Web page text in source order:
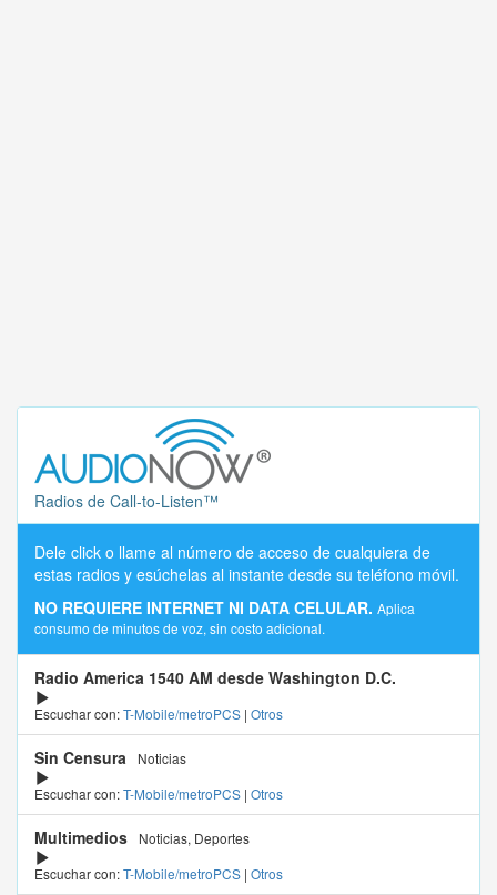
Radios de Call-to-Listen™
Dele click o llame al número de acceso de cualquiera de
estas radios y esúchelas al instante desde su teléfono móvil.
NO REQUIERE INTERNET NI DATA CELULAR. Aplica
consumo de minutos de voz, sin costo adicional.
Radio America 1540 AM desde Washington D.C.
Escuchar con:T-Mobile/metroPCS | Otros
Sin Censura
Noticias
Escuchar con:T-Mobile/metroPCS | Otros
Multimedios
Noticias, Deportes
Escuchar con:T-Mobile/metroPCS | Otros